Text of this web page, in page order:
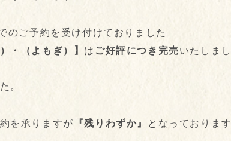
のご予約を受け付けておりました
・（よもぎ）】 はご好評につき完売いたしまし
。
を承りますが 『残りわずか』 となっております